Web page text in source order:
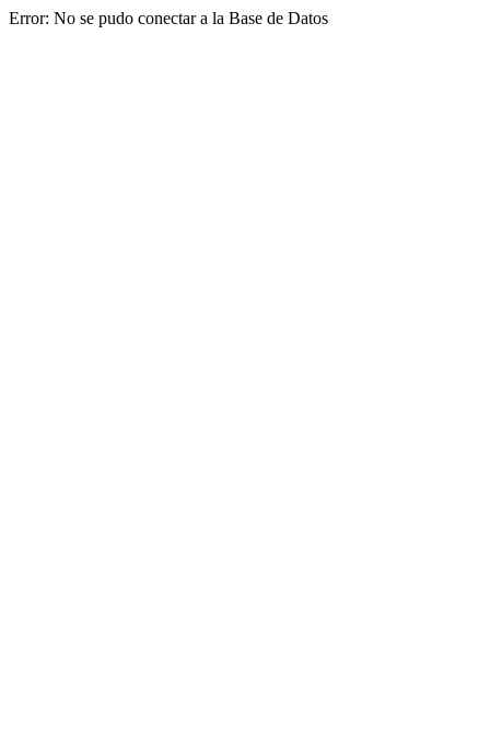
Error: No se pudo conectar a la Base de Datos